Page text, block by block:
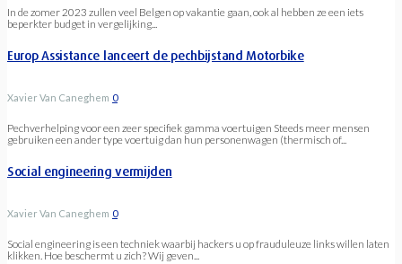
In de zomer 2023 zullen veel Belgen op vakantie gaan, ook al hebben ze een iets
beperkter budget in vergelijking...
Europ Assistance lanceert de pechbijstand Motorbike
Xavier Van Caneghem 0
Pechverhelping voor een zeer specifiek gamma voertuigen Steeds meer mensen
gebruiken een ander type voertuig dan hun personenwagen (thermisch of...
Social engineering vermijden
Xavier Van Caneghem 0
Social engineering is een techniek waarbij hackers u op frauduleuze links willen laten
klikken. Hoe beschermt u zich? Wij geven...